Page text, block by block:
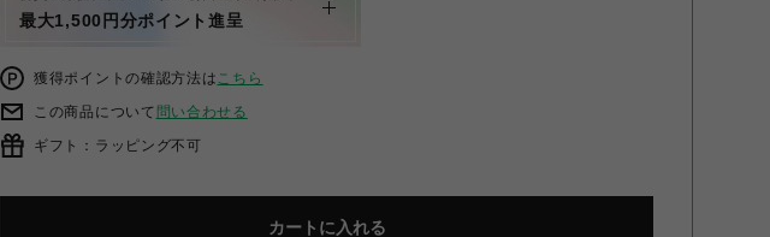
最大1,500円分ポイント進呈
獲得ポイントの確認方法はこちら
この商品について 問い合わせる
ギフト：ラッピング不可
カートに入れる